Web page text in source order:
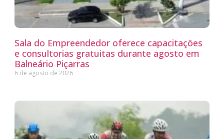
Sala do Empreendedor oferece capacitações
e consultorias gratuitas durante agosto em
Balneário Piçarras
6 de agosto de 2026